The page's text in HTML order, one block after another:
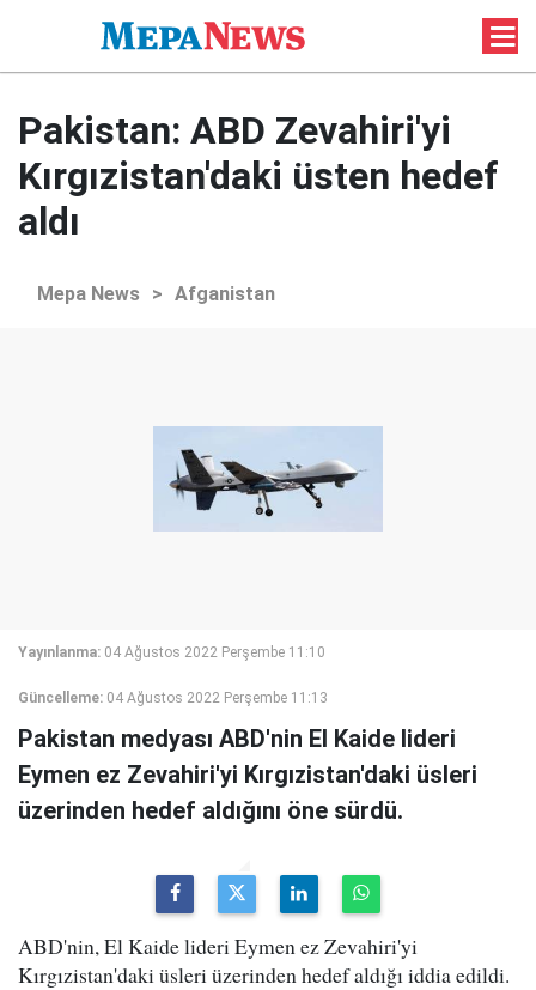
Pakistan: ABD Zevahiri'yi
Kırgızistan'daki üsten hedef
aldı
Mepa News > Afganistan
Yayınlanma: 04 Ağustos 2022 Perşembe 11:10
Güncelleme: 04 Ağustos 2022 Perşembe 11:13
Pakistan medyası ABD'nin El Kaide lideri
Eymen ez Zevahiri'yi Kırgızistan'daki üsleri
üzerinden hedef aldığını öne sürdü.
ABD'nin, El Kaide lideri Eymen ez Zevahiri'yi
Kırgızistan'daki üsleri üzerinden hedef aldığı iddia edildi.